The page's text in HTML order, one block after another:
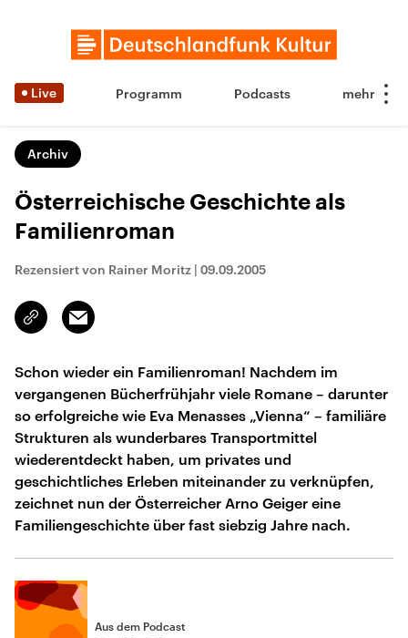
Live Programm Podcasts
Archiv
Österreichische Geschichte als
Familienroman
Rezensiert von Rainer Moritz | 09.09.2005
Link
kopieren/teilen
Email
Schon wieder ein Familienroman! Nachdem im
vergangenen Bücherfrühjahr viele Romane – darunter
so erfolgreiche wie Eva Menasses „Vienna“ – familiäre
Strukturen als wunderbares Transportmittel
wiederentdeckt haben, um privates und
geschichtliches Erleben miteinander zu verknüpfen,
zeichnet nun der Österreicher Arno Geiger eine
Familiengeschichte über fast siebzig Jahre nach.
Aus dem Podcast